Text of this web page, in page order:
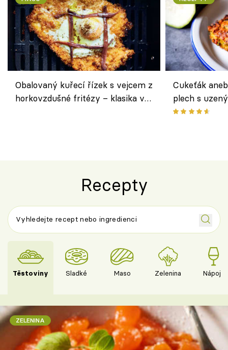
Obalovaný kuřecí řízek s vejcem z
horkovzdušné fritézy – klasika v
Cukeťák
plech s
způsob, jak
Recepty
Těstoviny Sladké Maso Zelenina Nápoje
ZELENINA